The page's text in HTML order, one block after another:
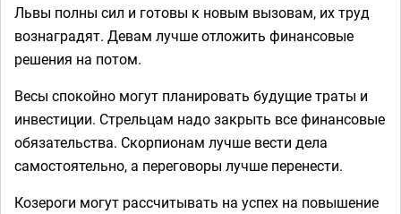
Львы полны сил и готовы к новым вызовам, их труд
вознаградят. Девам лучше отложить финансовые
решения на потом.
Весы спокойно могут планировать будущие траты и
инвестиции. Стрельцам надо закрыть все финансовые
обязательства. Скорпионам лучше вести дела
самостоятельно, а переговоры лучше перенести.
Козероги могут рассчитывать на успех на повышение